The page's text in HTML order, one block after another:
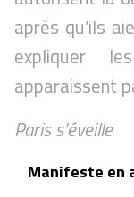
après qu’ils
expliquer
apparaissent
Paris s’éveille
Manifeste en